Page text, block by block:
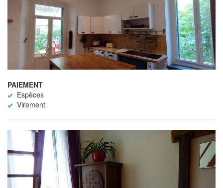
PAIEMENT
Espèces
Virement